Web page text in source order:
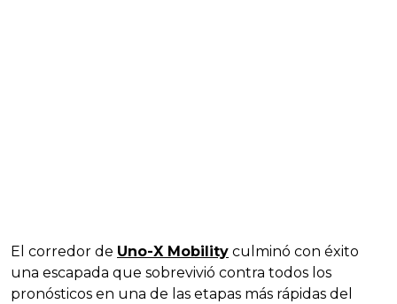
El corredor de Uno-X Mobility culminó con éxito
una escapada que sobrevivió contra todos los
pronósticos en una de las etapas más rápidas del